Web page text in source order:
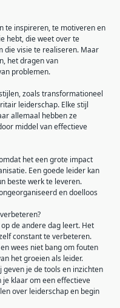
te inspireren, te motiveren en
hebt, die weet over te
die visie te realiseren. Maar
het dragen van
problemen.
zoals transformationeel
leiderschap. Elke stijl
allemaal hebben ze
middel van effectieve
het een grote impact
Een goede leider kan
beste werk te leveren.
en doelloos
de andere dag leert. Het
constant te verbeteren.
wees niet bang om fouten
het groeien als leider.
geven je de tools en inzichten
klaar om een effectieve
over leiderschap en begin